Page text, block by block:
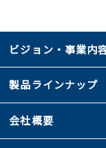
ビジョン・事業内
製品ラインナップ
会社概要